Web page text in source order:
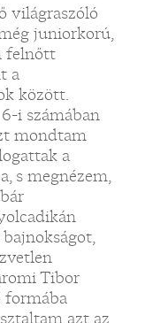
világraszóló
juniorkorú,
felnőtt
a
között.
i számában
mondtam
a
s megnézem,
Tibor
formába
azt az